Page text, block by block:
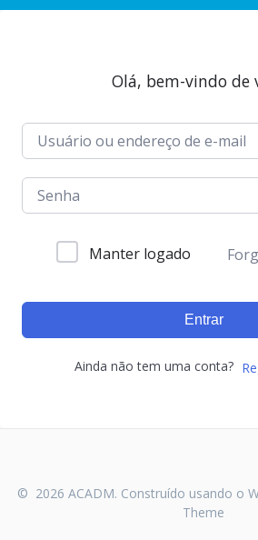
Olá, bem-vindo de
Manter logado
Entrar
Ainda não tem uma conta?
© 2026 ACADM. Construído usando o
Theme